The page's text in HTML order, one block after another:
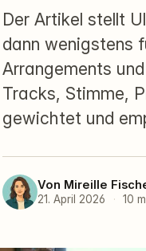
Der Artikel stellt
dann wenigstens
Arrangements
Tracks, Stimme,
gewichtet und
Von Mireille
21. April 2026 · 10